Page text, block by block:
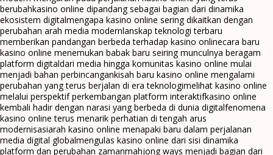
berubahkasino online dipandang sebagai bagian dari dinamika
ekosistem digitalmengapa kasino online sering dikaitkan dengan
perubahan arah media modernlanskap teknologi terbaru
memberikan pandangan berbeda terhadap kasino onlinecara baru
kasino online menemukan babak baru seiring munculnya beragam
platform digitaldari media hingga komunitas kasino online mulai
menjadi bahan perbincangankisah baru kasino online mengalami
perubahan yang terus berjalan di era teknologimelihat kasino online
melalui perspektif perkembangan platform interaktifkasino online
kembali hadir dengan narasi yang berbeda di dunia digitalfenomena
kasino online terus menarik perhatian di tengah arus
modernisasiarah kasino online menapaki baru dalam perjalanan
media digital globalmengulas kasino online dari sisi dinamika
platform dan perubahan zamanmahjong ways menjadi bagian dari